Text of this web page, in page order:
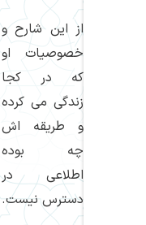
از این شارح و
خصوصیات او
كه در كجا
زندگی می كرده
و طریقه اش
چه بوده
اطلاعی در
دسترس نیست.